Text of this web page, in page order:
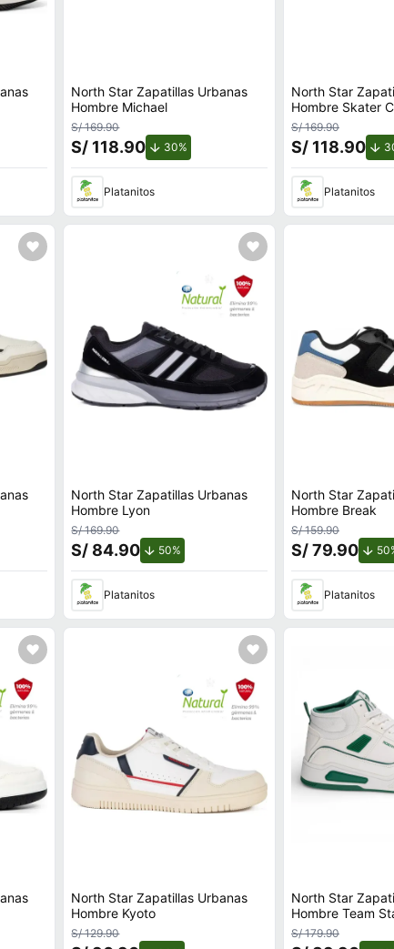
North Star Zapatillas Urbanas
Hombre Michael
S/ 169.90
S/ 118.90 30%
Platanitos
North Star
Hombre Skater
S/ 169.90
S/ 118.90
Platanitos
North Star Zapatillas Urbanas
Hombre Lyon
S/ 169.90
S/ 84.90 50%
Platanitos
North Star
Hombre Break
S/ 159.90
S/ 79.90
Platanitos
North Star Zapatillas Urbanas
Hombre Kyoto
S/ 129.90
North Star
Hombre Team
S/ 179.90